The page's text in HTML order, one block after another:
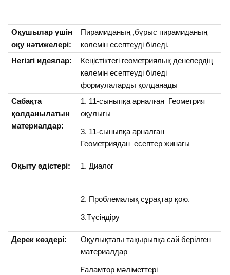
Оқушылар үшін
оқу нәтижелері:
Пирамиданың ,бұрыс пирамиданың
көлемін есептеуді біледі.
Негізгі идеялар:
Кеңістіктегі геометриялық денелердің
көлемін есептеуді біледі
формулаларды қолданады
Сабақта
қолданылатын
материалдар:
1. 11-сыныпқа арналған Геометрия
оқулығы
3. 11-сыныпқа арналған
Геометриядан есептер жинағы
Оқыту әдістері: 1. Диалог
2. Проблемалық сұрақтар қою.
3.Түсіндіру
Дерек көздері:
Оқулықтағы тақырыпқа сай берілген
материалдар
Ғаламтор мәліметтері